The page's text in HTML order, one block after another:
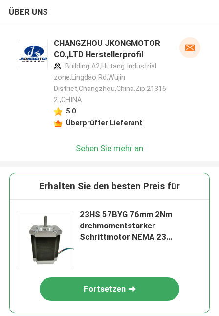
ÜBER UNS
CHANGZHOU JKONGMOTOR
CO.,LTD Herstellerprofil
Building A2,Hutang Industrial
zone,Lingdao Rd,Wujin
District,Changzhou,China.Zip:21316
2 ,CHINA
5.0
Überprüfter Lieferant
Sehen Sie mehr an
Erhalten Sie den besten Preis für
23HS 57BYG 76mm 2Nm
drehmomentstarker
Schrittmotor NEMA 23
Fortsetzen